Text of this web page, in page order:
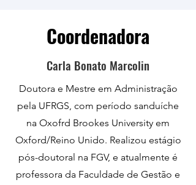
Coordenadora
Carla Bonato Marcolin
Doutora e Mestre em Administração
pela UFRGS, com período sanduíche
na Oxofrd Brookes University em
Oxford/Reino Unido. Realizou estágio
pós-doutoral na FGV, e atualmente é
professora da Faculdade de Gestão e